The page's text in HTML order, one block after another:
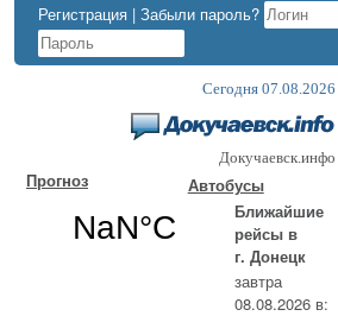
Регистрация | Забыли пароль?
Сегодня 07.08.2026
Докучаевск.инфо
Прогноз
Автобусы
Ближайшие
рейсы в
г. Донецк
завтра
08.08.2026 в: